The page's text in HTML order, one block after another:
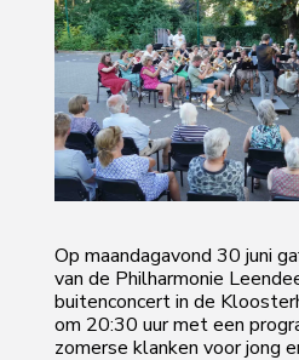
Op maandagavond 30 juni
van de Philharmonie
buitenconcert in de
om 20:30 uur met een
zomerse klanken voor jong